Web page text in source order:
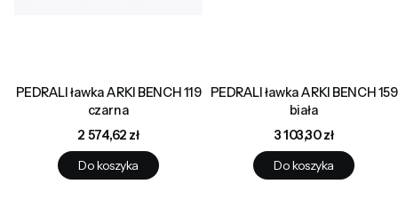
PEDRALI ławka ARKI BENCH 119
czarna
Cena
2 574,62 zł
Do koszyka
PEDRALI ławka ARKI BENCH 159
biała
Cena
3 103,30 zł
Do koszyka